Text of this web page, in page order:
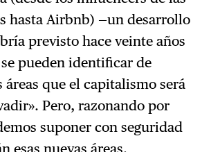
hasta Airbnb) —un desarrollo
previsto hace veinte años
pueden identificar de
áreas que el capitalismo será
Pero, razonando por
suponer con seguridad
esas nuevas áreas.